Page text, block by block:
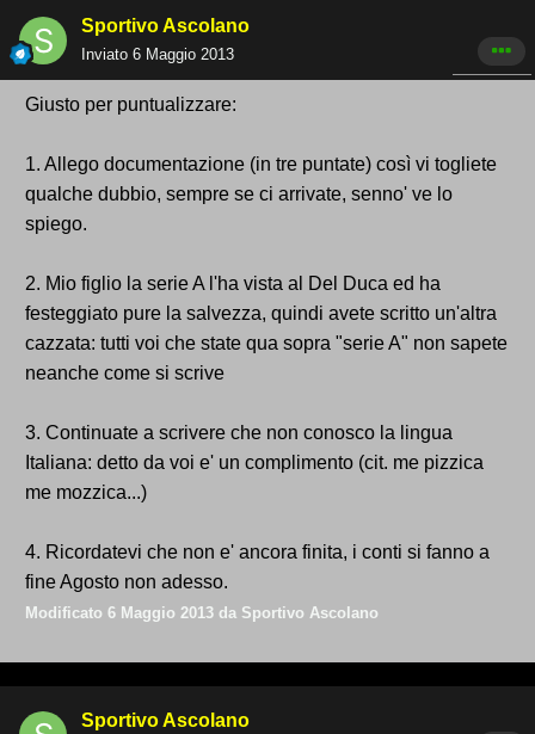
Sportivo Ascolano
Inviato 6 Maggio 2013
Giusto per puntualizzare:
1. Allego documentazione (in tre puntate) così vi togliete
qualche dubbio, sempre se ci arrivate, senno' ve lo
spiego.
2. Mio figlio la serie A l'ha vista al Del Duca ed ha
festeggiato pure la salvezza, quindi avete scritto un'altra
cazzata: tutti voi che state qua sopra "serie A" non sapete
neanche come si scrive
3. Continuate a scrivere che non conosco la lingua
Italiana: detto da voi e' un complimento (cit. me pizzica
me mozzica...)
4. Ricordatevi che non e' ancora finita, i conti si fanno a
fine Agosto non adesso.
Modificato 6 Maggio 2013 da Sportivo Ascolano
Sportivo Ascolano